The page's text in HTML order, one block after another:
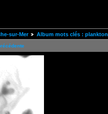
sur-Mer Album mots clés : plankton